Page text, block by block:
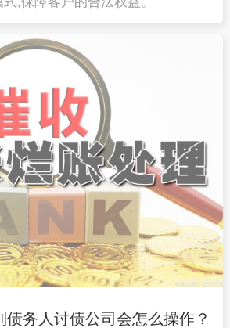
债务人讨债公司会怎么操作？